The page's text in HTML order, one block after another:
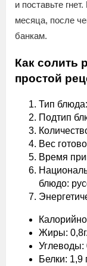
и поставьте
месяца, после
банкам.
Как солить
простой
Тип
Подтип
Вес
Время
блюдо:
Жиры: 0,8г.
Углеводы:
Белки: 1,9